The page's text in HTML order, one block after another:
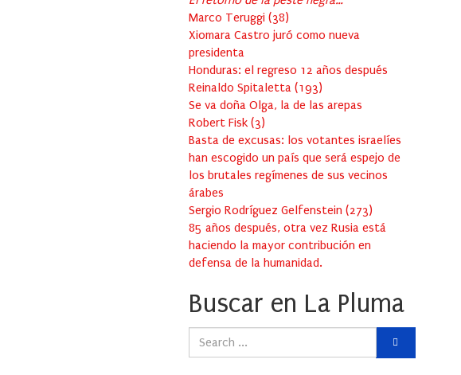
Marco Teruggi (38)
Xiomara Castro juró como nueva
presidenta
Honduras: el regreso 12 años después
Reinaldo Spitaletta (193)
Se va doña Olga, la de las arepas
Robert Fisk (3)
Basta de excusas: los votantes israelíes
han escogido un país que será espejo de
los brutales regímenes de sus vecinos
árabes
Sergio Rodríguez Gelfenstein (273)
85 años después, otra vez Rusia está
haciendo la mayor contribución en
defensa de la humanidad.
Buscar en La Pluma